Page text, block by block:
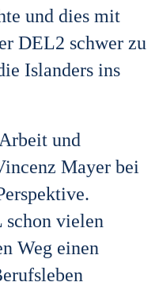
und dies mit
DEL2 schwer zu
Islanders ins
und
Mayer bei
vielen
Weg einen